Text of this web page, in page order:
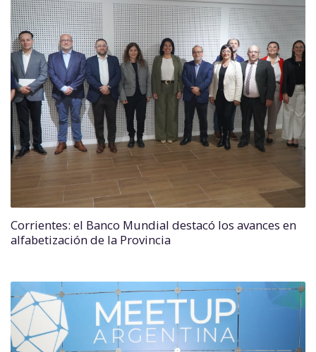
Corrientes: el Banco Mundial destacó los avances en
alfabetización de la Provincia